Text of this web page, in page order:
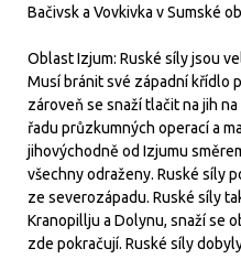
Bačivsk a Vovkivka v Sumské
Oblast Izjum: Ruské síly jsou
Musí bránit své západní křídlo
zároveň se snaží tlačit na jih
řadu průzkumných operací a
jihovýchodně od Izjumu
všechny odraženy. Ruské síly
ze severozápadu. Ruské síly
Kranopillju a Dolynu, snaží se
zde pokračují. Ruské síly